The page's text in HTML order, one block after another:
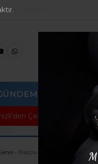
EKONOMI
Çeşme’nin Yerel
› Balçova Ata Caddesi